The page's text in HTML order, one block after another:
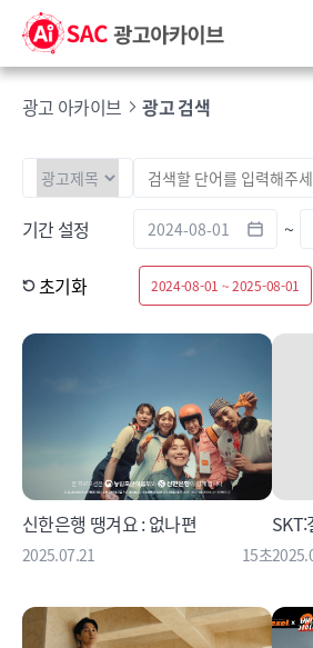
광고 아카이브 광고 검색
기간 설정 ~
초기화 2024-08-01 ~ 2025-08-01
신한은행 땡겨요 : 없나편
2025.07.21 15초
SKT: